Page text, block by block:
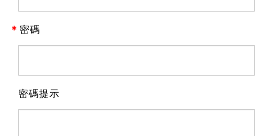
＊ 密碼
密碼提示